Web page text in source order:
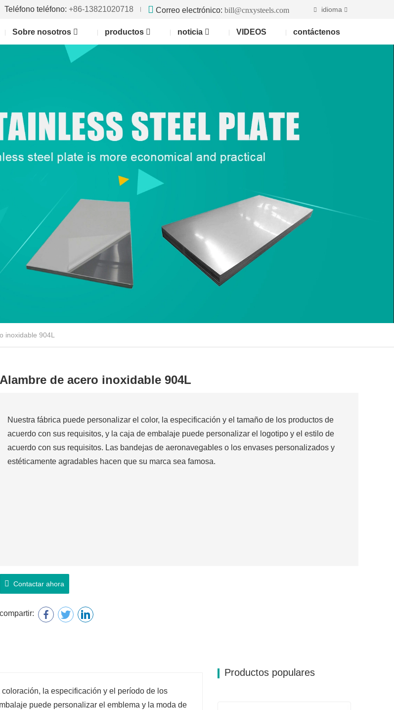
Teléfono teléfono: +86-13821020718 Correo electrónico: bill@cnxysteels.com idioma
Sobre nosotros productos noticia VIDEOS contáctenos
inoxidable 904L
Alambre de acero inoxidable 904L
Nuestra fábrica puede personalizar el color, la especificación y el tamaño de los productos de
acuerdo con sus requisitos, y la caja de embalaje puede personalizar el logotipo y el estilo de
acuerdo con sus requisitos. Las bandejas de aeronavegables o los envases personalizados y
estéticamente agradables hacen que su marca sea famosa.
Contactar ahora
compartir:
la especificación y el período de los
puede personalizar el emblema y la moda de
Productos populares